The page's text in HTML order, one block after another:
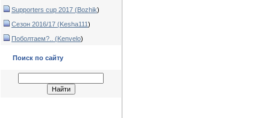
Supporters cup 2017 (Bozhik)
Сезон 2016/17 (Kesha111)
Поболтаем?.. (Kenvelo)
Поиск по сайту